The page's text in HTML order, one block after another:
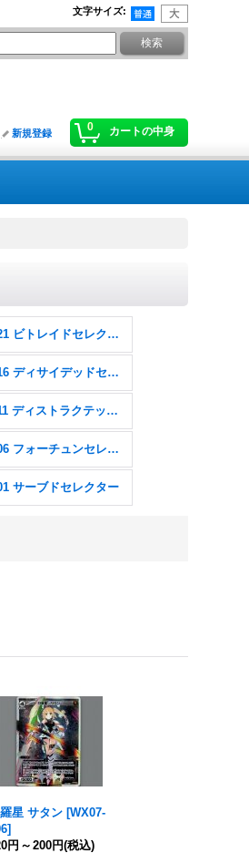
文字サイズ:
0 カートの中身
新規登録
WX21 ビトレイドセレクター
WX16 ディサイデッドセレクター
WX11 ディストラクテッドセレクター
WX06 フォーチュンセレクター
サーブドセレクター
星 サタン [WX07-
]
円 ～ 200円(税込)